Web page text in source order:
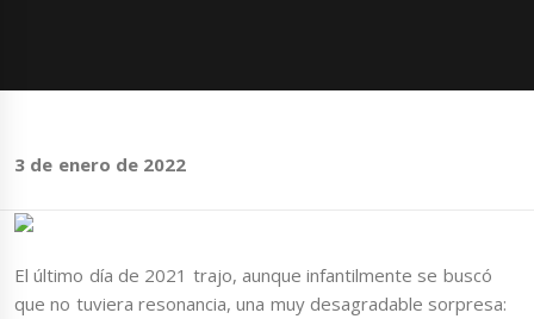
3 de enero de 2022
El último día de 2021 trajo, aunque infantilmente se buscó
que no tuviera resonancia, una muy desagradable sorpresa: